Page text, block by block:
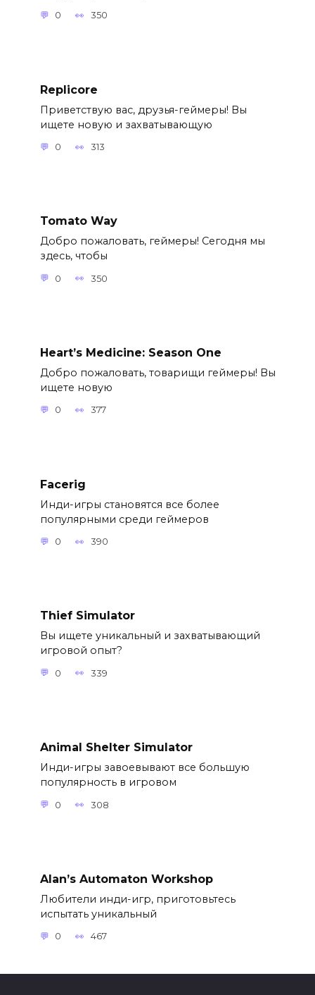
0 350
Replicore
Приветствую вас, друзья-геймеры! Вы
ищете новую и захватывающую
0 313
Tomato Way
Добро пожаловать, геймеры! Сегодня мы
здесь, чтобы
0 350
Heart’s Medicine: Season One
Добро пожаловать, товарищи геймеры! Вы
ищете новую
0 377
Facerig
Инди-игры становятся все более
популярными среди геймеров
0 390
Thief Simulator
Вы ищете уникальный и захватывающий
игровой опыт?
0 339
Animal Shelter Simulator
Инди-игры завоевывают все большую
популярность в игровом
0 308
Alan’s Automaton Workshop
Любители инди-игр, приготовьтесь
испытать уникальный
0 467